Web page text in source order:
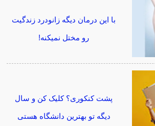
با این درمان دیگه زانودرد زندگیت
رو مختل نمیکنه!
پشت کنکوری؟ کلیک کن و سال
دیگه تو بهترین دانشگاه هستی